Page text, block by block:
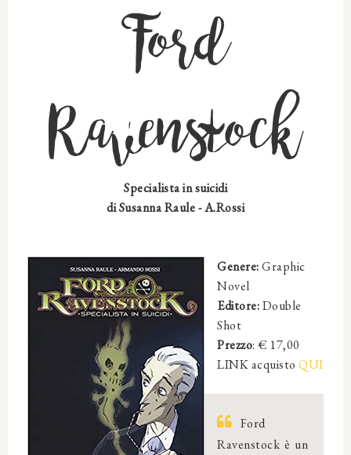
Ford
Ravenstock
Specialista in suicidi
diSusanna Raule - A.Rossi
Genere:Graphic
Novel
Editore:Double
Shot
Prezzo: € 17,00
LINK acquisto QUI
Ford
Ravenstock è un